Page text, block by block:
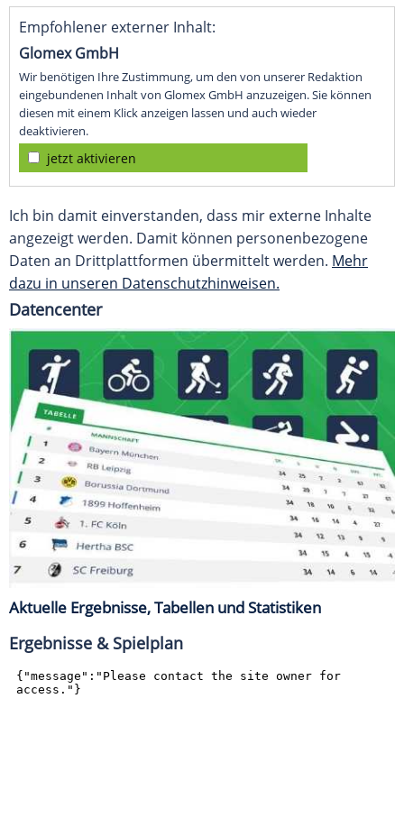
Empfohlener externer Inhalt:
Glomex GmbH
Wir benötigen Ihre Zustimmung, um den von unserer Redaktion
eingebundenen Inhalt von Glomex GmbH anzuzeigen. Sie können
diesen mit einem Klick anzeigen lassen und auch wieder
deaktivieren.
jetzt aktivieren
Ich bin damit einverstanden, dass mir externe Inhalte
angezeigt werden. Damit können personenbezogene
Daten an Drittplattformen übermittelt werden. Mehr
dazu in unseren Datenschutzhinweisen.
Datencenter
Aktuelle Ergebnisse, Tabellen und Statistiken
Ergebnisse & Spielplan